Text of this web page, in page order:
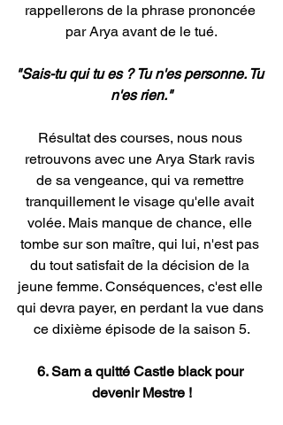
rappellerons de la phrase prononcée
par Arya avant de le tué.
"Sais-tu qui tu es ? Tu n'es personne. Tu
n'es rien."
Résultat des courses, nous nous
retrouvons avec une Arya Stark ravis
de sa vengeance, qui va remettre
tranquillement le visage qu'elle avait
volée. Mais manque de chance, elle
tombe sur son maître, qui lui, n'est pas
du tout satisfait de la décision de la
jeune femme. Conséquences, c'est elle
qui devra payer, en perdant la vue dans
ce dixième épisode de la saison 5.
6. Sam a quitté Castle black pour
devenir Mestre !